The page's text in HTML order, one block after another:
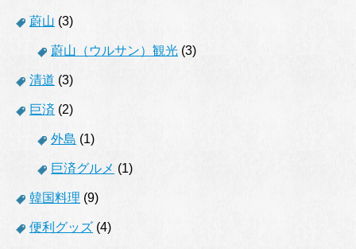
蔚山 (3)
蔚山（ウルサン）観光 (3)
清道 (3)
巨済 (2)
外島 (1)
巨済グルメ (1)
韓国料理 (9)
便利グッズ (4)